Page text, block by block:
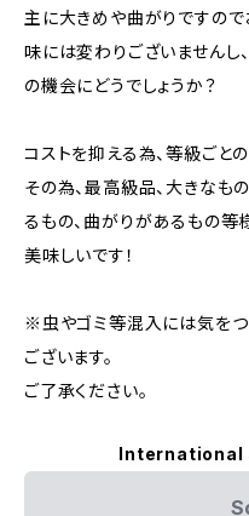
主に大きめや曲がりですので
味には変わりございませんし
の機会にどうでしょうか？
コストを抑える為、等級ごと
その為、最高級品、大きなも
るもの、曲がりがあるもの等
美味しいです！
※虫やゴミ等混入には気をつ
ございます。
ご了承ください。
International